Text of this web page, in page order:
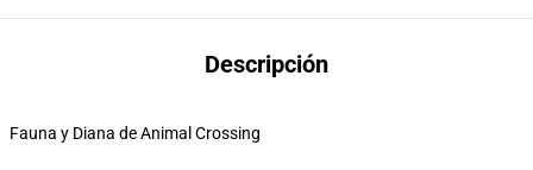
Descripción
Fauna y Diana de Animal Crossing